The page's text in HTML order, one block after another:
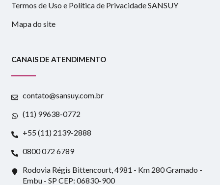
Termos de Uso e Política de Privacidade SANSUY
Mapa do site
CANAIS DE ATENDIMENTO
contato@sansuy.com.br
(11) 99638-0772
+55 (11) 2139-2888
0800 072 6789
Rodovia Régis Bittencourt, 4981 - Km 280 Gramado -
Embu - SP CEP: 06830-900